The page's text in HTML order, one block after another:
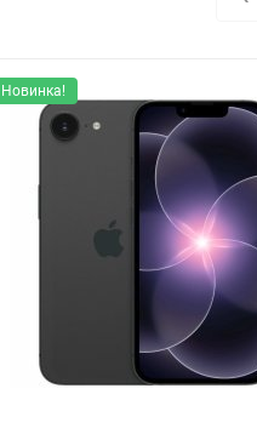
комфортного
устройства еще
материалы, такие
и стильный аксессуар,
каждым мгновением!
Новинка!